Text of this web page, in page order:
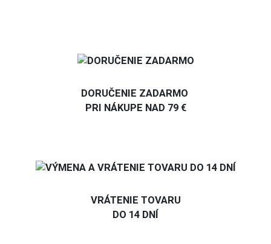
DORUČENIE ZADARMO
PRI NÁKUPE NAD 79 €
VRÁTENIE TOVARU
DO 14 DNÍ